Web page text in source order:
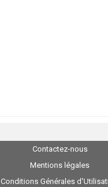
Contactez-nous
Mentions légales
Conditions Générales